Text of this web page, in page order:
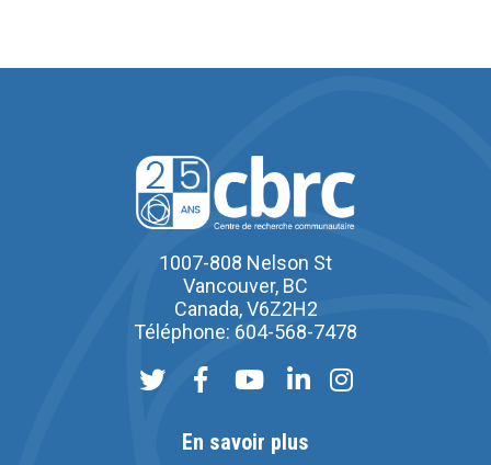
1007-808 Nelson St
Vancouver, BC
Canada, V6Z2H2
Téléphone: 604-568-7478
En savoir plus